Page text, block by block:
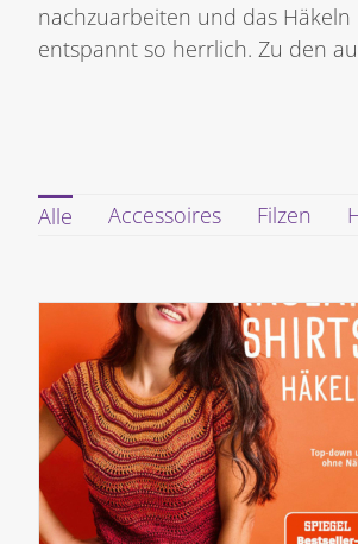
nachzuarbeiten und das
entspannt so herrlich. Zu den
Alle Accessoires Filzen